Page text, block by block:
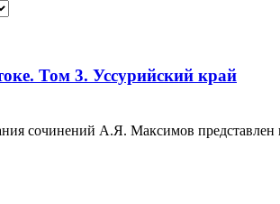
Том 3. Уссурийский край
сочинений А.Я. Максимов